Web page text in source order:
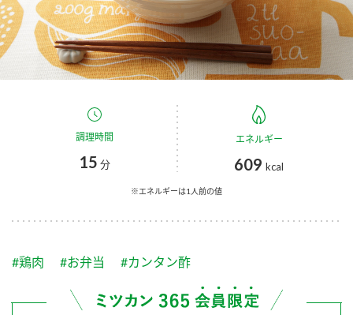
みりん風・料理酒 鍋用調味料
つゆ たれ
スープ 中華
ふりかけ
商品ブランドサイト
Fibee（ファイビー）
くらしプラ酢
お酢ドリンク
つゆ
PIN印
企業情報
国内事業概要
企業理念
ミツカンの歴史
ミツカンを知る
環境への取り組み
ZENB initiative
調理時間
15 分
エネルギー
609 kcal
※エネルギーは1人前の値
#鶏肉 #お弁当 #カンタン酢